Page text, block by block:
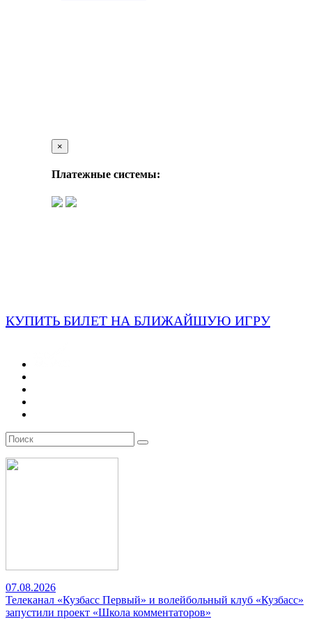
×
Платежные системы:
КУПИТЬ БИЛЕТ НА БЛИЖАЙШУЮ ИГРУ
07.08.2026
Телеканал «Кузбасс Первый» и волейбольный клуб «Кузбасс»
запустили проект «Школа комментаторов»